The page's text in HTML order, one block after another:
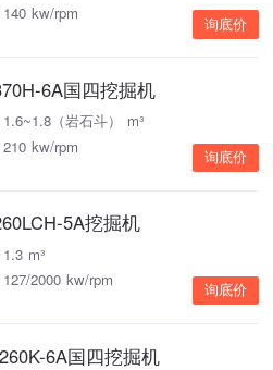
kw/rpm
询底价
6A国四挖掘机
（岩石斗） m³
kw/rpm
询底价
5A挖掘机
m³
2000 kw/rpm
询底价
6A国四挖掘机